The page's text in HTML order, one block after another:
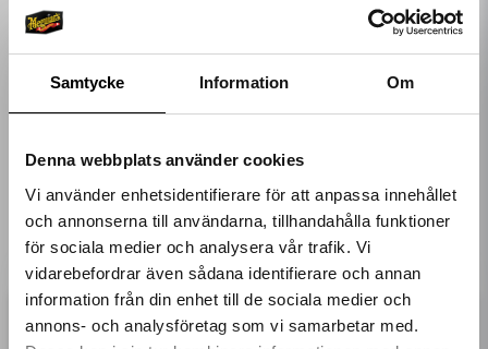
Samtycke Information Om
Denna webbplats använder cookies
Vi använder enhetsidentifierare för att anpassa innehållet
och annonserna till användarna, tillhandahålla funktioner
för sociala medier och analysera vår trafik. Vi
vidarebefordrar även sådana identifierare och annan
information från din enhet till de sociala medier och
annons- och analysföretag som vi samarbetar med.
Formulan ger en fantastisk glans samtidigt som den skyddar ytan.
För optimal jämnhet, använd en applikator efter sprayning.
Passar perfekt tillsammans med andra däck- och fälgprodukter.
Med Meguiar's Ultimate Insane Shine ser dina däck nybehandlade ut varje
Liknande produkter
Få 10%* rabatt på